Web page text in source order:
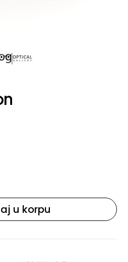
u korpu